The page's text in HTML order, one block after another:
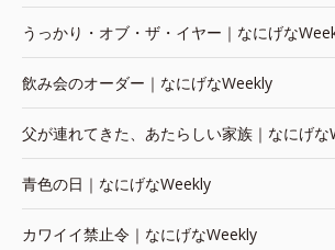
うっかり・オブ・ザ・イヤー｜なにげな
飲み会のオーダー｜なにげなWeekly
父が連れてきた、あたらしい家族｜なにげな
青色の日｜なにげなWeekly
カワイイ禁止令｜なにげなWeekly